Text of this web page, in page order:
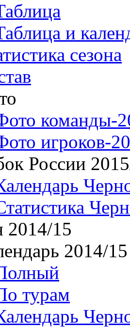
и
сезона
команды-
игроков-
России
2014/15
2014/15
турам